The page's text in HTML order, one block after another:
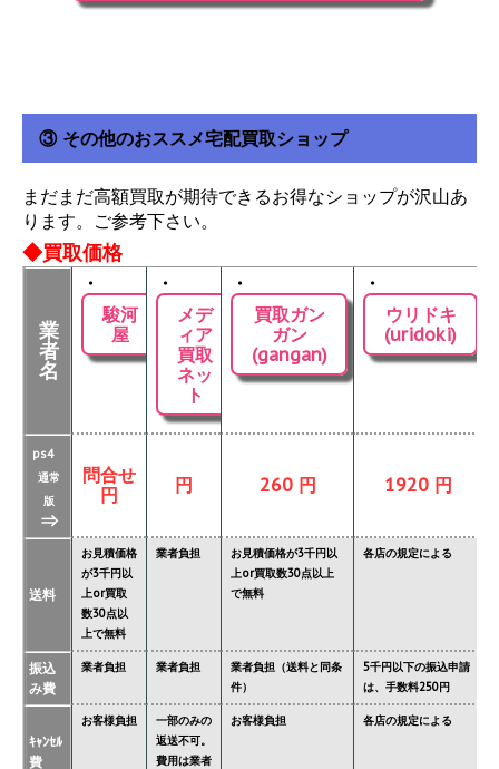
③ その他のおススメ宅配買取ショップ
まだまだ高額買取が期待できるお得なショップが沢山あ
ります。ご参考下さい。
◆買取価格
業
者
名
・
駿河
屋
・
メデ
ィア
買取
ネッ
ト
・
買取ガン
ガン
(gangan)
・
ウリドキ
(uridoki)
ps4
通常
版
⇒
問合せ
円
円 260 円 1920 円
送料
お見積価格
が3千円以
上or買取
数30点以
上で無料
業者負担
お見積価格が3千円以
上or買取数30点以上
で無料
各店の規定による
振込
み費
業者負担 業者負担
業者負担（送料と同条
件）
5千円以下の振込申請
は、手数料250円
ｷｬﾝｾﾙ
費
お客様負担
一部のみの
返送不可。
費用は業者
お客様負担 各店の規定による